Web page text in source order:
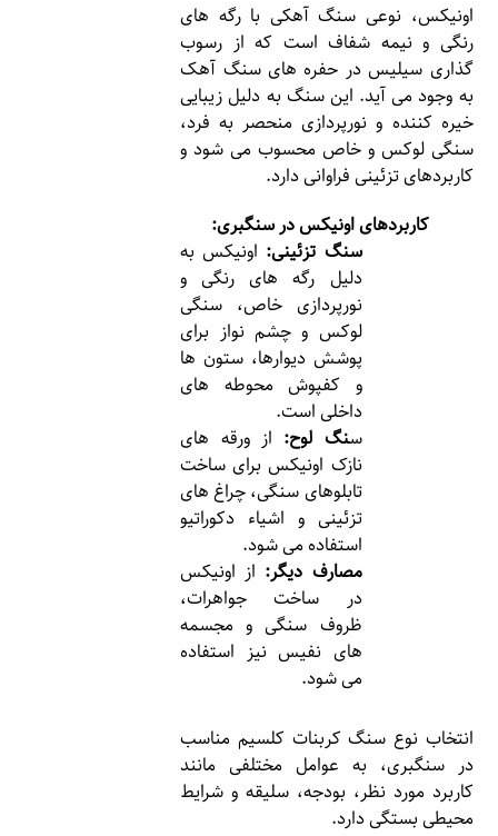
اونیکس، نوعی سنگ آهکی با رگه های
رنگی و نیمه شفاف است که از رسوب
گذاری سیلیس در حفره های سنگ آهک
به وجود می آید. این سنگ به دلیل زیبایی
خیره کننده و نورپردازی منحصر به فرد،
سنگی لوکس و خاص محسوب می شود و
کاربردهای تزئینی فراوانی دارد.
کاربردهای اونیکس در سنگبری:
سنگ تزئینی: اونیکس به
دلیل رگه های رنگی و
نورپردازی خاص، سنگی
لوکس و چشم نواز برای
پوشش دیوارها، ستون ها
و کفپوش محوطه های
داخلی است.
سنگ لوح: از ورقه های
نازک اونیکس برای ساخت
تابلوهای سنگی، چراغ های
تزئینی و اشیاء دکوراتیو
استفاده می شود.
مصارف دیگر: از اونیکس
در ساخت جواهرات،
ظروف سنگی و مجسمه
های نفیس نیز استفاده
می شود.
انتخاب نوع سنگ کربنات کلسیم مناسب
در سنگبری، به عوامل مختلفی مانند
کاربرد مورد نظر، بودجه، سلیقه و شرایط
محیطی بستگی دارد.